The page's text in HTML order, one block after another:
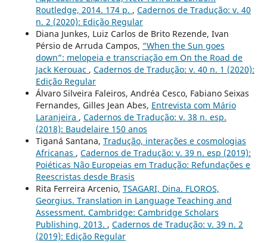
Routledge, 2014. 174 p. , Cadernos de Tradução: v. 40
n. 2 (2020): Edição Regular
Diana Junkes, Luiz Carlos de Brito Rezende, Ivan
Pérsio de Arruda Campos, “When the Sun goes
down”: melopeia e transcriação em On the Road de
Jack Kerouac , Cadernos de Tradução: v. 40 n. 1 (2020):
Edição Regular
Álvaro Silveira Faleiros, Andréa Cesco, Fabiano Seixas
Fernandes, Gilles Jean Abes, Entrevista com Mário
Laranjeira , Cadernos de Tradução: v. 38 n. esp.
(2018): Baudelaire 150 anos
Tiganá Santana, Tradução, interações e cosmologias
Africanas , Cadernos de Tradução: v. 39 n. esp (2019):
Poiéticas Não Europeias em Tradução: Refundações e
Reescristas desde Brasis
Rita Ferreira Arcenio, TSAGARI, Dina. FLOROS,
Georgius. Translation in Language Teaching and
Assessment. Cambridge: Cambridge Scholars
Publishing, 2013. , Cadernos de Tradução: v. 39 n. 2
(2019): Edição Regular